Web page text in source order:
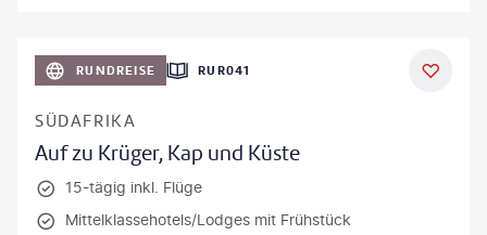
DEAL
RUNDREISE RUR041
SÜDAFRIKA
Auf zu Krüger, Kap und Küste
15-tägig inkl. Flüge
Mittelklassehotels/Lodges mit Frühstück